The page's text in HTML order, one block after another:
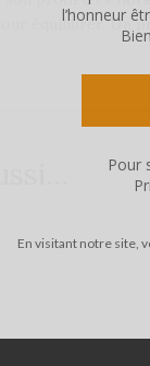
équilibrer. Un
l’honneur
En visitant notre site,
Pour